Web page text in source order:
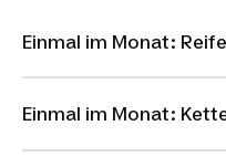
Einmal im Monat:
Einmal im Monat: